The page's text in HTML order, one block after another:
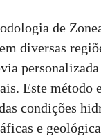
de
diversas
personalizada
Este método
condições
e